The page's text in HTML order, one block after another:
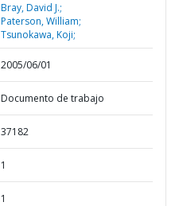
Bray, David J.;
Paterson, William;
Tsunokawa, Koji;
2005/06/01
Documento de trabajo
37182
1
1